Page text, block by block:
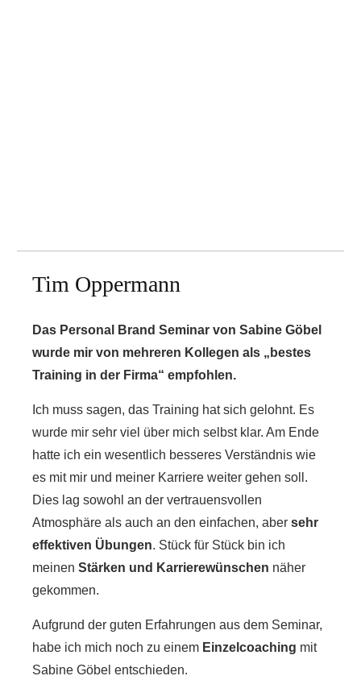
Tim Oppermann
Das Personal Brand Seminar von Sabine Göbel
wurde mir von mehreren Kollegen als „bestes
Training in der Firma“ empfohlen.
Ich muss sagen, das Training hat sich gelohnt. Es
wurde mir sehr viel über mich selbst klar. Am Ende
hatte ich ein wesentlich besseres Verständnis wie
es mit mir und meiner Karriere weiter gehen soll.
Dies lag sowohl an der vertrauensvollen
Atmosphäre als auch an den einfachen, aber sehr
effektiven Übungen. Stück für Stück bin ich
meinen Stärken und Karrierewünschen näher
gekommen.
Aufgrund der guten Erfahrungen aus dem Seminar,
habe ich mich noch zu einem Einzelcoaching mit
Sabine Göbel entschieden.